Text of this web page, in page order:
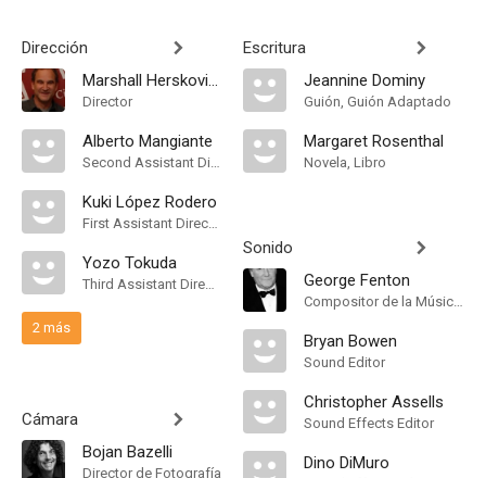
Dirección
Marshall Herskovitz
Director
Alberto Mangiante
Second Assistant Director
Kuki López Rodero
First Assistant Director
Yozo Tokuda
Third Assistant Director
2 más
Cámara
Bojan Bazelli
Director de Fotografía
Escritura
Jeannine Dominy
Guión, Guión Adaptado
Margaret Rosenthal
Novela, Libro
Sonido
George Fenton
Compositor de la Música Original
Bryan Bowen
Sound Editor
Christopher Assells
Sound Effects Editor
Dino DiMuro